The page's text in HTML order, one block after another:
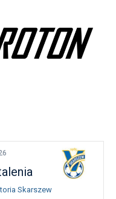
Skarszew